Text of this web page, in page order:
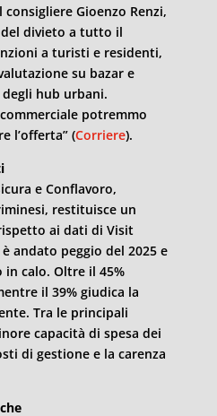
Gioenzo Renzi,
del divieto a tutto il
a turisti e residenti,
su bazar e
hub urbani.
potremmo
l’offerta” (Corriere).
e Conflavoro,
restituisce un
ai dati di Visit
andato peggio del 2025 e
in calo. Oltre il 45%
il 39% giudica la
Tra le principali
capacità di spesa dei
di gestione e la carenza